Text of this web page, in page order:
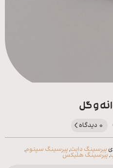
و گل
0 دیدگاه
پیرسینگ دایث,پیرسینگ سپتوم,
,پیرسینگ هلیکس